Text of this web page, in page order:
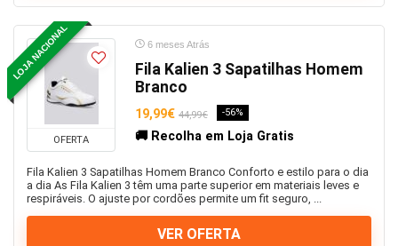
LOJA NACIONAL
OFERTA
6 meses Atrás
Fila Kalien 3 Sapatilhas Homem
Branco
19,99€ 44,99€ -56%
🚚 Recolha em Loja Gratis
Fila Kalien 3 Sapatilhas Homem Branco Conforto e estilo para o dia
a dia As Fila Kalien 3 têm uma parte superior em materiais leves e
respiráveis. O ajuste por cordões permite um fit seguro, ...
VER OFERTA